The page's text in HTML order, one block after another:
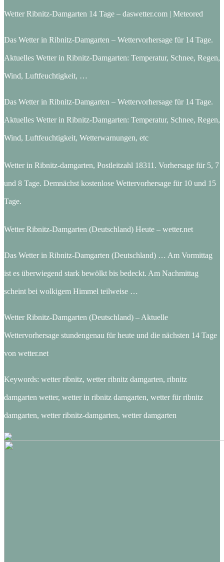
Wetter Ribnitz-Damgarten 14 Tage – daswetter.com | Meteored
Das Wetter in Ribnitz-Damgarten – Wettervorhersage für 14 Tage.
Aktuelles Wetter in Ribnitz-Damgarten: Temperatur, Schnee, Regen,
Wind, Luftfeuchtigkeit, …
Das Wetter in Ribnitz-Damgarten – Wettervorhersage für 14 Tage.
Aktuelles Wetter in Ribnitz-Damgarten: Temperatur, Schnee, Regen,
Wind, Luftfeuchtigkeit, Wetterwarnungen, etc
Wetter in Ribnitz-damgarten, Postleitzahl 18311. Vorhersage für 5, 7
und 8 Tage. Demnächst kostenlose Wettervorhersage für 10 und 15
Tage.
Wetter Ribnitz-Damgarten (Deutschland) Heute – wetter.net
Das Wetter in Ribnitz-Damgarten (Deutschland) … Am Vormittag
ist es überwiegend stark bewölkt bis bedeckt. Am Nachmittag
scheint bei wolkigem Himmel teilweise …
Wetter Ribnitz-Damgarten (Deutschland) – Aktuelle
Wettervorhersage stundengenau für heute und die nächsten 14 Tage
von wetter.net
Keywords: wetter ribnitz, wetter ribnitz damgarten, ribnitz
damgarten wetter, wetter in ribnitz damgarten, wetter für ribnitz
damgarten, wetter ribnitz-damgarten, wetter damgarten